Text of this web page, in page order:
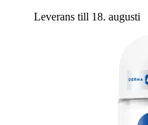
Leverans till 18. augusti